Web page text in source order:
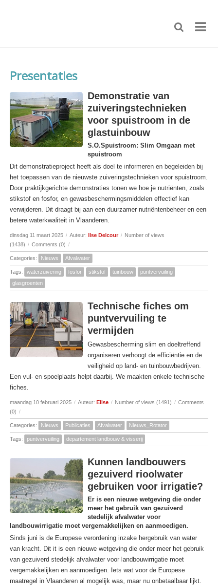
Presentaties
Demonstratie van
zuiveringstechnieken
voor spuistroom in de
glastuinbouw
S.O.Spuistroom: Slim Omgaan met
spuistroom
Dit demonstratieproject heeft als doel te informeren en begeleiden bij
het toepassen van de nieuwste zuiveringstechnieken voor spuistroom.
Door praktijkgerichte demonstraties tonen we hoe je nutriënten, zoals
stikstof en fosfor, en gewasbeschermingsmiddelen effectief kan
verwijderen. Dit draagt bij aan een duurzamer nutriëntenbeheer en een
betere waterkwaliteit in Vlaanderen.
dinsdag 11 maart 2025 / Auteur: Ilse Delcour / Number of views
(1438) / Comments (0) /
Categories: Nieuws Afvalwater
Tags: waterzuivering fosfor stikstof tuinbouw
puntvervuiling
glasgroenten
Technische fiches om
puntvervuiling te
vermijden
Gewasbescherming slim en doeltreffend
organiseren verhoogt de efficiëntie en de
veiligheid op land- en tuinbouwbedrijven.
Een vul- en spoelplaats helpt daarbij. We maakten enkele technische
fiches.
maandag 10 februari 2025 / Auteur: Elise / Number of views (1491) / Comments
(0) /
Categories: Nieuws Publicaties Afvalwater Nieuws_Rotator
Tags: puntvervuiling departement landbouw & visserij
Kunnen landbouwers
gezuiverd rioolwater
gebruiken voor irrigatie?
Er is een nieuwe wetgeving die onder
meer het gebruik van gezuiverd
stedelijk afvalwater voor
landbouwirrigatie moet vergemakkelijken en aanmoedigen.
Sinds juni is de Europese verordening inzake hergebruik van water
van kracht. Dit it is een nieuwe wetgeving die onder meer het gebruik
van gezuiverd stedelijk afvalwater voor landbouwirrigatie moet
vergemakkelijken en aanmoedigen. Iets wat voor de Europese
maatregel in Vlaanderen al mogelijk was, maar nu onbetaalbaar lijkt.